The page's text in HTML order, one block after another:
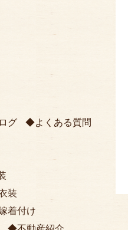
グ よくある質問
装
着付け